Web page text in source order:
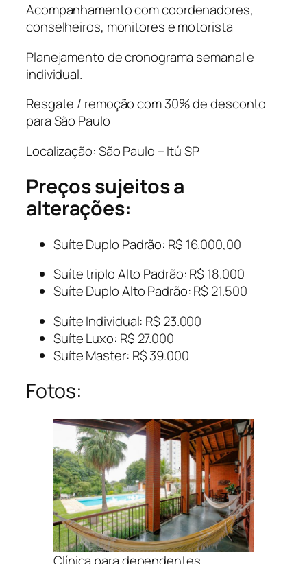
Acompanhamento com coordenadores,
conselheiros, monitores e motorista
Planejamento de cronograma semanal e
individual.
Resgate / remoção com 30% de desconto
para São Paulo
Localização: São Paulo – Itú SP
Preços sujeitos a
alterações:
Suíte Duplo Padrão: R$ 16.000,00
Suíte triplo Alto Padrão: R$ 18.000
Suíte Duplo Alto Padrão: R$ 21.500
Suíte Individual: R$ 23.000
Suíte Luxo: R$ 27.000
Suíte Master: R$ 39.000
Fotos:
Clínica para dependentes